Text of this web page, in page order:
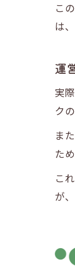
こ
は
運
実
ク
ま
た
こ
が